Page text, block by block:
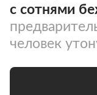
с сотнями
человек